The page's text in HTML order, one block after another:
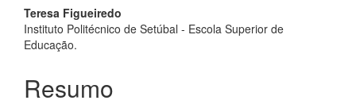
Teresa Figueiredo
Instituto Politécnico de Setúbal - Escola Superior de
Educação.
Resumo